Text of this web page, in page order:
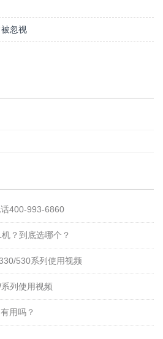
忽视
400-993-6860
？到底选哪个？
530系列使用视频
列使用视频
用吗？